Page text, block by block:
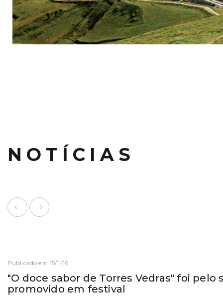
NOTÍCIAS
Publicado em 15/11/16
"O doce sabor de Torres Vedras" foi pelo
promovido em festival